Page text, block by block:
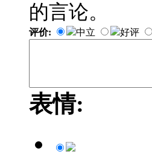
的言论。
评价: 中立 好评
表情: